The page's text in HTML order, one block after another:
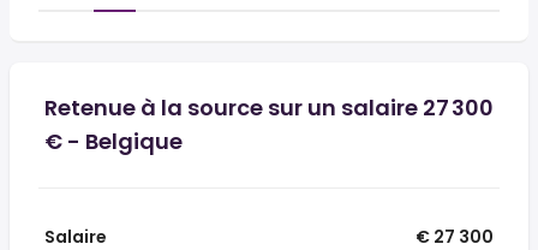
Retenue à la source sur un salaire 27 300
€ - Belgique
Salaire
€ 27 300